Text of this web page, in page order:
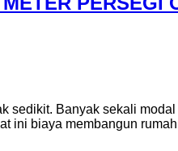
sedikit. Banyak sekali
ini biaya membangun